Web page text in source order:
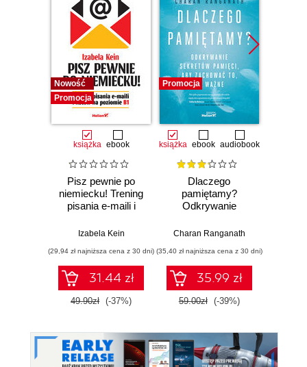
Nowość
Promocja
książka ebook
Pisz pewnie po
niemiecku! Trening
pisania e-maili i
B1
Izabela Kein
(29,94 zł najniższa cena z 30 dni)
31.44 zł
49.90zł (-37%)
Promocja
książka ebook audiobook
Dlaczego
pamiętamy?
Odkrywanie
aby zachować to,
Charan Ranganath
(35,40 zł najniższa cena z 30 dni)
35.99 zł
59.00zł (-39%)